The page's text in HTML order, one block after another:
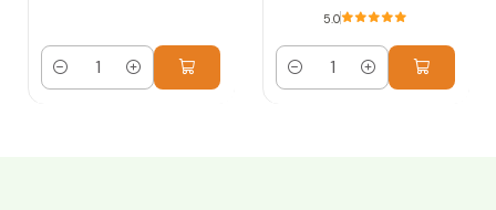
Cantidad
5.0
Cantidad